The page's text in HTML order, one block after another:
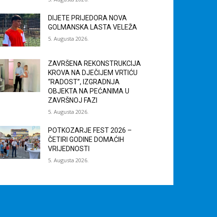
DIJETE PRIJEDORA NOVA
GOLMANSKA LASTA VELEŽA
5. Augusta 2026.
ZAVRŠENA REKONSTRUKCIJA
KROVA NA DJEČIJEM VRTIĆU
“RADOST”, IZGRADNJA
OBJEKTA NA PEĆANIMA U
ZAVRŠNOJ FAZI
5. Augusta 2026.
POTKOZARJE FEST 2026 –
ČETIRI GODINE DOMAĆIH
VRIJEDNOSTI
5. Augusta 2026.